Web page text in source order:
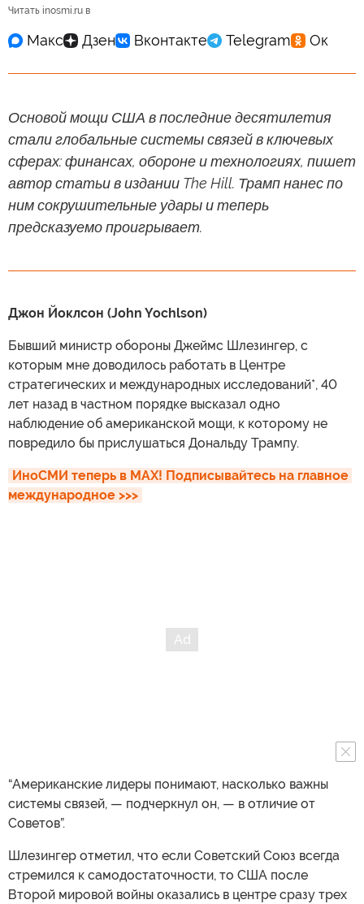
Читать inosmi.ru в
Основой мощи США в последние десятилетия
стали глобальные системы связей в ключевых
сферах: финансах, обороне и технологиях, пишет
автор статьи в издании The Hill. Трамп нанес по
ним сокрушительные удары и теперь
предсказуемо проигрывает.
Джон Йоклсон (John Yochlson)
Бывший министр обороны Джеймс Шлезингер, с
которым мне доводилось работать в Центре
стратегических и международных исследований*, 40
лет назад в частном порядке высказал одно
наблюдение об американской мощи, к которому не
повредило бы прислушаться Дональду Трампу.
ИноСМИ теперь в MAX! Подписывайтесь на главное
международное >>>
“Американские лидеры понимают, насколько важны
системы связей, — подчеркнул он, — в отличие от
Советов”.
Шлезингер отметил, что если Советский Союз всегда
стремился к самодостаточности, то США после
Второй мировой войны оказались в центре сразу трех